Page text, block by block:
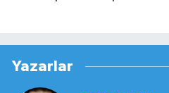
Yazarlar